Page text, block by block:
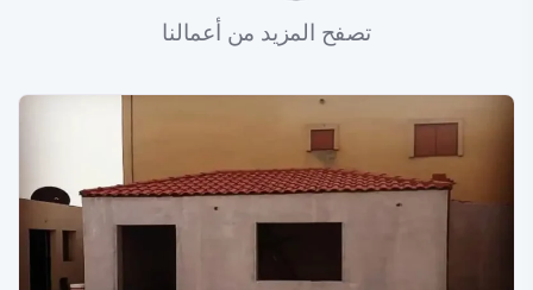
تصفح المزيد من أعمالنا